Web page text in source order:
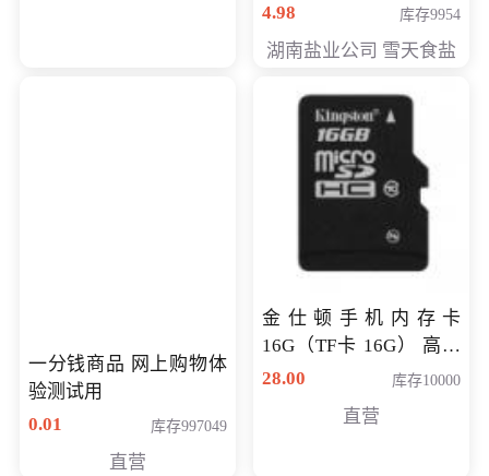
4.98
库存9954
湖南盐业公司 雪天食盐
一分钱商品 网上购物体
验测试用
0.01
库存997049
直营
金仕顿手机内存卡
16G（TF卡 16G） 高速
卡 CLASS 10
28.00 库存10000
直营